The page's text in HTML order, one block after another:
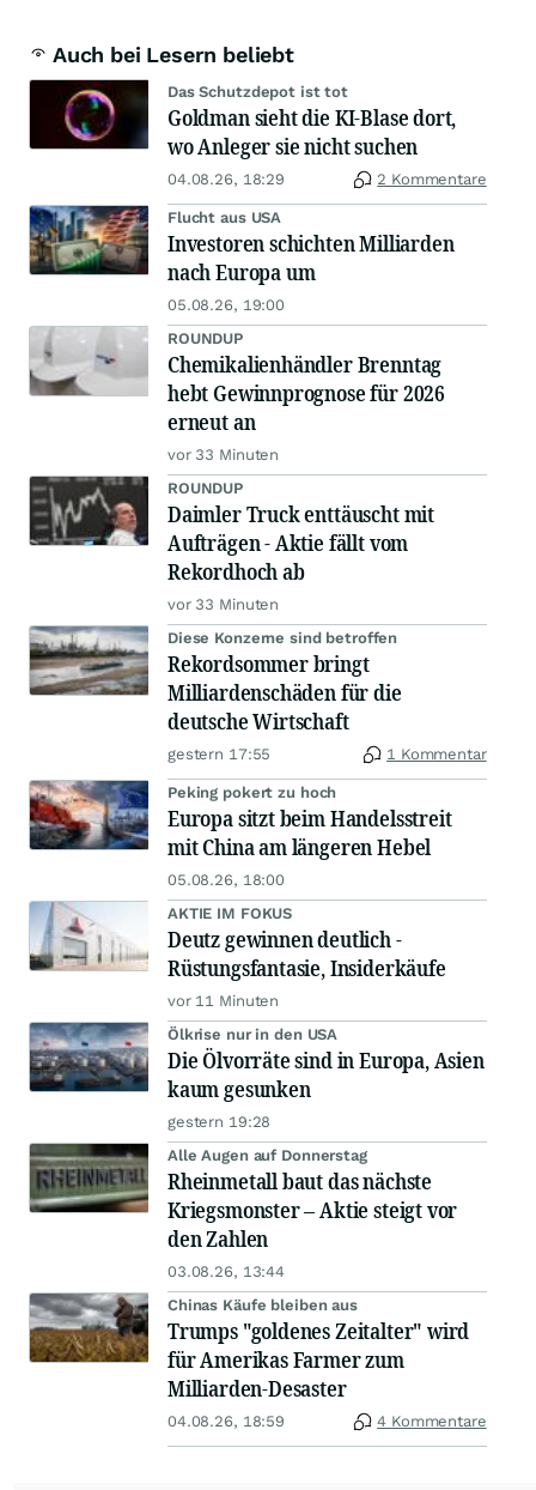
Auch bei Lesern beliebt
Das Schutzdepot ist tot
Goldman sieht die KI-Blase dort,
wo Anleger sie nicht suchen
04.08.26, 18:29 2 Kommentare
Flucht aus USA
Investoren schichten Milliarden
nach Europa um
05.08.26, 19:00
ROUNDUP
Chemikalienhändler Brenntag
hebt Gewinnprognose für 2026
erneut an
vor 33 Minuten
ROUNDUP
Daimler Truck enttäuscht mit
Aufträgen - Aktie fällt vom
Rekordhoch ab
vor 33 Minuten
Diese Konzerne sind betroffen
Rekordsommer bringt
Milliardenschäden für die
deutsche Wirtschaft
gestern 17:55 1 Kommentar
Peking pokert zu hoch
Europa sitzt beim Handelsstreit
mit China am längeren Hebel
05.08.26, 18:00
AKTIE IM FOKUS
Deutz gewinnen deutlich -
Rüstungsfantasie, Insiderkäufe
vor 11 Minuten
Ölkrise nur in den USA
Die Ölvorräte sind in Europa, Asien
kaum gesunken
gestern 19:28
Alle Augen auf Donnerstag
Rheinmetall baut das nächste
Kriegsmonster – Aktie steigt vor
den Zahlen
03.08.26, 13:44
Chinas Käufe bleiben aus
Trumps "goldenes Zeitalter" wird
für Amerikas Farmer zum
Milliarden-Desaster
04.08.26, 18:59 4 Kommentare